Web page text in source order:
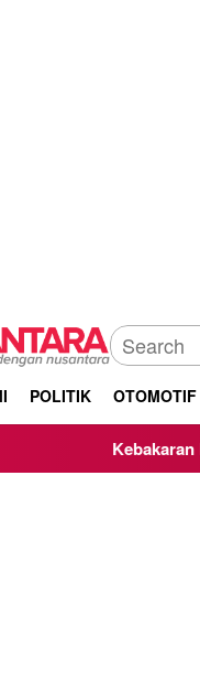
POLITIK OTOMOTIF
Hutan di TNBTS